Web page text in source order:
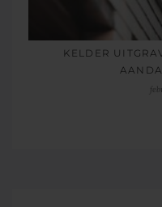
KELDER